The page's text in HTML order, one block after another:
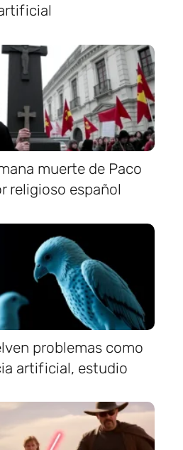
muerte de Paco
religioso español
problemas como
artificial, estudio